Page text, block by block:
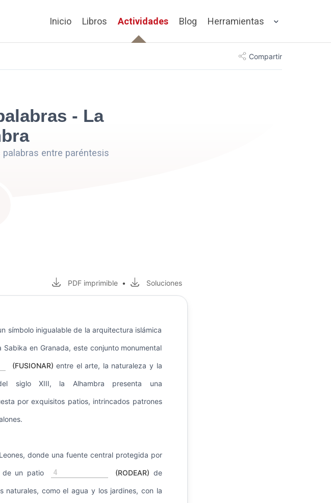
Inicio Libros Actividades Blog Herramientas
Compartir
- La
entre paréntesis
PDF imprimible • Soluciones
símbolo inigualable de la arquitectura islámica
en Granada, este conjunto monumental
(FUSIONAR) entre el arte, la naturaleza y la
siglo XIII, la Alhambra presenta una
por exquisitos patios, intrincados patrones
donde una fuente central protegida por
de un patio 4 (RODEAR) de
naturales, como el agua y los jardines, con la